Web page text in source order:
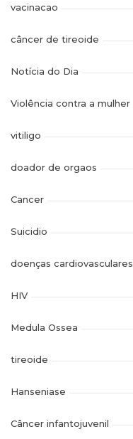
vacinacao
câncer de tireoide
Notícia do Dia
Violência contra a mulher
vitiligo
doador de orgaos
Cancer
Suicidio
doenças cardiovasculares
HIV
Medula Ossea
tireoide
Hanseniase
Câncer infantojuvenil